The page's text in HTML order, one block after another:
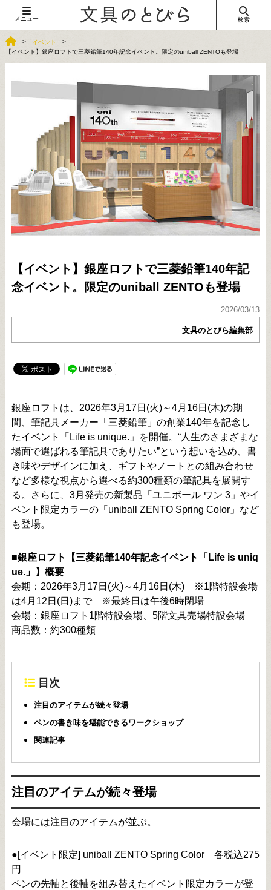
メニュー 検索
イベント
【イベント】銀座ロフトで三菱鉛筆140年記念イベント。限定のuniball ZENTOも登場
【イベント】銀座ロフトで三菱鉛筆140年記
念イベント。限定のuniball ZENTOも登場
2026/03/13
文具のとびら編集部
銀座ロフト は、2026年3月17日(火)～4月16日(木)の期
間、筆記具メーカー「三菱鉛筆」の創業140年を記念し
たイベント「Life is unique.」を開催。“人生のさまざまな
場面で選ばれる筆記具でありたい”という想いを込め、書
き味やデザインに加え、ギフトやノートとの組み合わせ
など多様な視点から選べる約300種類の筆記具を展開す
る。さらに、3月発売の新製品「ユニボール ワン 3」やイ
ベント限定カラーの「uniball ZENTO Spring Color」など
も登場。
■銀座ロフト【三菱鉛筆140年記念イベント「Life is uniq
ue.」】概要
会期：2026年3月17日(火)～4月16日(木) ※1階特設会場
は4月12日(日)まで ※最終日は午後6時閉場
会場：銀座ロフト1階特設会場、5階文具売場特設会場
商品数：約300種類
目次
注目のアイテムが続々登場
ペンの書き味を堪能できるワークショップ
関連記事
注目のアイテムが続々登場
会場には注目のアイテムが並ぶ。
●[イベント限定] uniball ZENTO Spring Color 各税込275
円
ペンの先軸と後軸を組み替えたイベント限定カラーが登